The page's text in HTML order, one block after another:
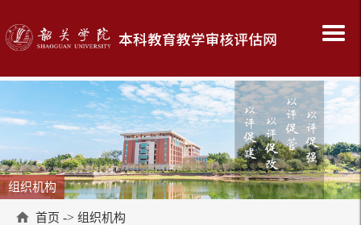
组织机构
首页 -> 组织机构